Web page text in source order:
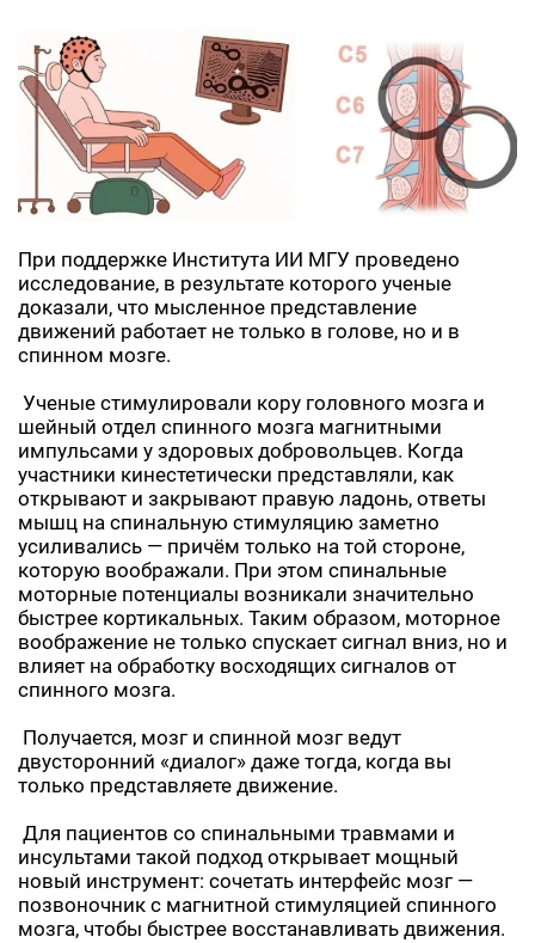
При поддержке Института ИИ МГУ проведено
исследование, в результате которого ученые
доказали, что мысленное представление
движений работает не только в голове, но и в
спинном мозге.
Ученые стимулировали кору головного мозга и
шейный отдел спинного мозга магнитными
импульсами у здоровых добровольцев. Когда
участники кинестетически представляли, как
открывают и закрывают правую ладонь, ответы
мышц на спинальную стимуляцию заметно
усиливались — причём только на той стороне,
которую воображали. При этом спинальные
моторные потенциалы возникали значительно
быстрее кортикальных. Таким образом, моторное
воображение не только спускает сигнал вниз, но и
влияет на обработку восходящих сигналов от
спинного мозга.
Получается, мозг и спинной мозг ведут
двусторонний «диалог» даже тогда, когда вы
только представляете движение.
Для пациентов со спинальными травмами и
инсультами такой подход открывает мощный
новый инструмент: сочетать интерфейс мозг —
позвоночник с магнитной стимуляцией спинного
мозга, чтобы быстрее восстанавливать движения.